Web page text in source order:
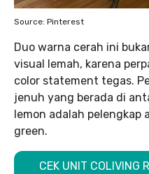
Source: Pinterest
Duo warna cerah ini
visual lemah, karena
color statement tegas.
jenuh yang berada di
lemon adalah
green.
CEK UNIT COLIVING